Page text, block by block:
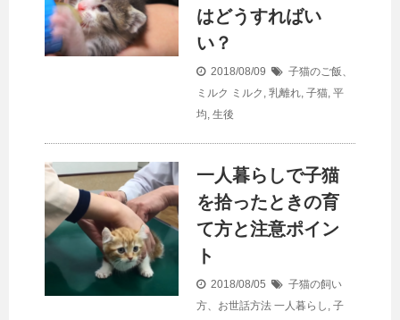
はどうすればい
い？
2018/08/09
子猫のご飯、
ミルク ミルク , 乳離れ, 子猫, 平
均, 生後
一人暮らしで子猫
を拾ったときの育
て方と注意ポイン
ト
2018/08/05
子猫の飼い
方、お世話方法 一人暮らし , 子